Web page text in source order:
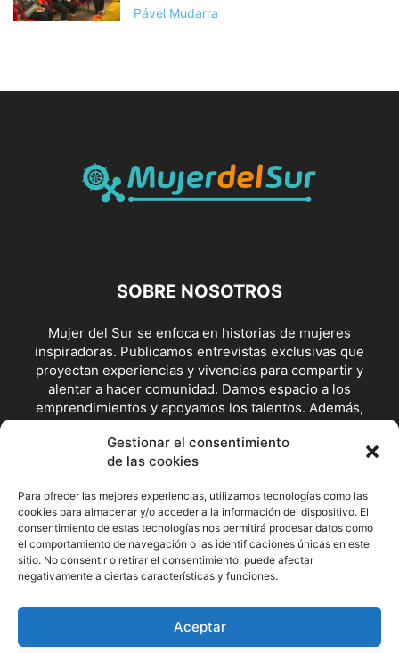
Pável Mudarra
SOBRE NOSOTROS
Mujer del Sur se enfoca en historias de mujeres
inspiradoras. Publicamos entrevistas exclusivas que
proyectan experiencias y vivencias para compartir y
alentar a hacer comunidad. Damos espacio a los
emprendimientos y apoyamos los talentos. Además,
defensoras de los derechos.
SÍGUENOS
Facebook Instagram
Gestionar el consentimiento
de las cookies
Para ofrecer las mejores experiencias, utilizamos tecnologías como las
cookies para almacenar y/o acceder a la información del dispositivo. El
consentimiento de estas tecnologías nos permitirá procesar datos como
el comportamiento de navegación o las identificaciones únicas en este
sitio. No consentir o retirar el consentimiento, puede afectar
negativamente a ciertas características y funciones.
Aceptar